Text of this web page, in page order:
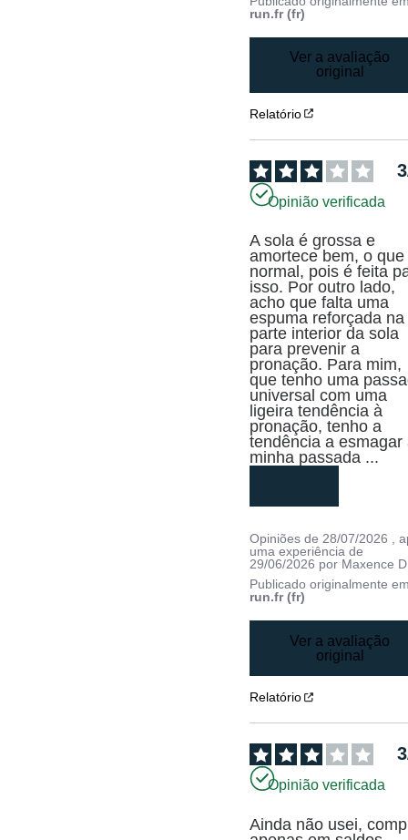
run.fr (fr)
Ver a avaliação
original
Relatório
3
Opinião verificada
A sola é grossa e
amortece bem, o que
normal, pois é feita
isso. Por outro lado,
acho que falta uma
espuma reforçada na
parte interior da sola
para prevenir a
pronação. Para mim,
que tenho uma
universal com uma
ligeira tendência à
pronação, tenho a
tendência a esmagar
minha passada ...
Opiniões de28/07/2026 ,
uma experiência de
29/06/2026 por Maxence
Publicado originalmente
run.fr (fr)
Ver a avaliação
original
Relatório
3
Opinião verificada
Ainda não usei,